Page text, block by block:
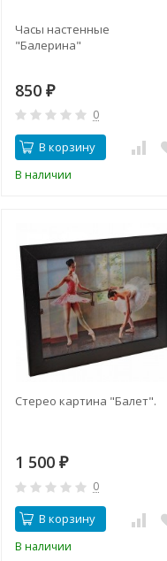
Часы настенные
"Балерина"
850 ₽
0
В корзину
В наличии
Стерео картина "Балет".
1 500 ₽
0
В корзину
В наличии